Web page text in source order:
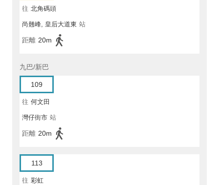
往 北角碼頭
尚翹峰, 皇后大道東 站
距離 20m
九巴/新巴
109
往 何文田
灣仔街市 站
距離 20m
113
往 彩虹